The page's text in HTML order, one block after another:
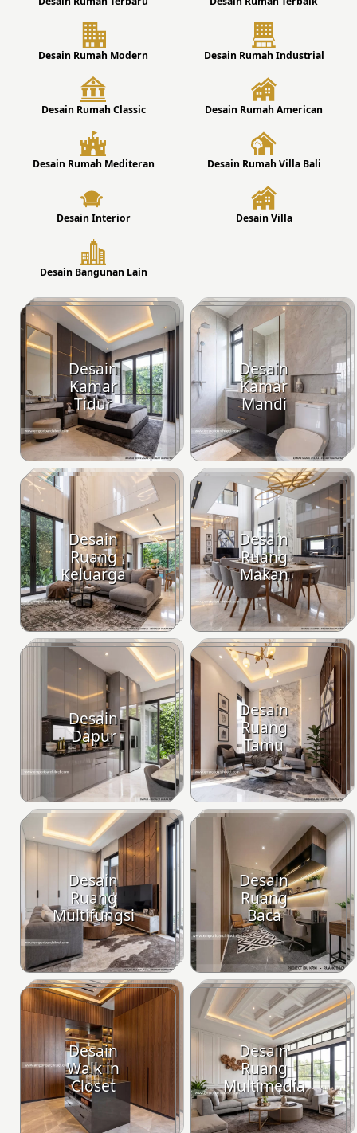
Desain Rumah Modern Desain Rumah Industrial
Desain Rumah Classic Desain Rumah American
Desain Rumah Mediteran Desain Rumah Villa Bali
Desain Interior Desain Villa
Desain Bangunan Lain
Desain
Kamar
Tidur
Desain
Kamar
Mandi
Desain
Ruang
Keluarga
Desain
Ruang
Makan
Desain
Dapur
Desain
Ruang
Tamu
Desain
Ruang
Multifungsi
Desain
Ruang
Baca
Desain
Walk in
Closet
Desain
Ruang
Multimedia